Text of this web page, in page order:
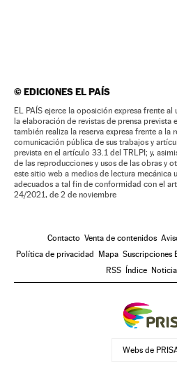
©EDICIONES EL PAÍS
EL PAÍS ejerce la oposición expresa frente al
la elaboración de revistas de prensa prevista
también realiza la reserva expresa frente a
comunicación pública de sus trabajos y
prevista en el artículo 33.1 del TRLPI; y,
de las reproducciones y usos de las obras y
este sitio web a medios de lectura mecánica
adecuados a tal fin de conformidad con el
24/2021, de 2 de noviembre
Contacto Venta de contenidos
Política de privacidad Mapa Suscripciones
RSS Índice
Webs de